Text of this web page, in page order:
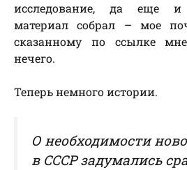
исследование, да еще и
материал собрал – мое
сказанному по ссылке
нечего.
Теперь немного истории.
О необходимости
в СССР задумались